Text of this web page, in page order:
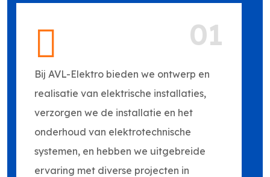
01
Bij AVL-Elektro bieden we ontwerp en
realisatie van elektrische installaties,
verzorgen we de installatie en het
onderhoud van elektrotechnische
systemen, en hebben we uitgebreide
ervaring met diverse projecten in